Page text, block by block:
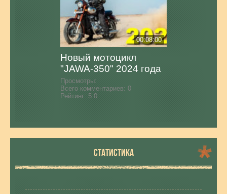
00:08:00
Новый мотоцикл
"JAWA-350" 2024 года
Просмотры:
Всего комментариев: 0
Рейтинг: 5.0
СТАТИСТИКА